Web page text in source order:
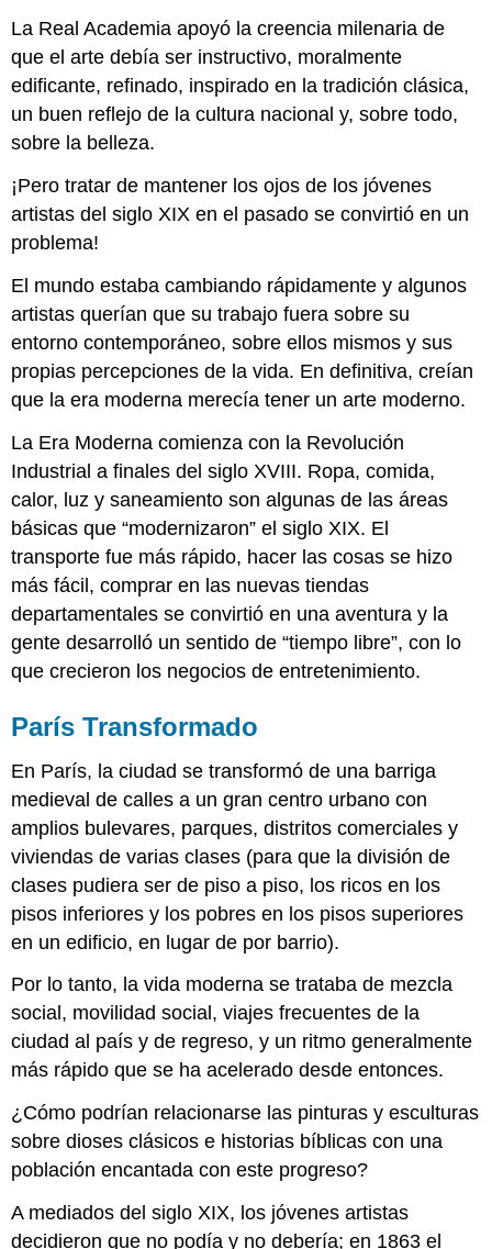
La Real Academia apoyó la creencia milenaria de
que el arte debía ser instructivo, moralmente
edificante, refinado, inspirado en la tradición clásica,
un buen reflejo de la cultura nacional y, sobre todo,
sobre la belleza.
¡Pero tratar de mantener los ojos de los jóvenes
artistas del siglo XIX en el pasado se convirtió en un
problema!
El mundo estaba cambiando rápidamente y algunos
artistas querían que su trabajo fuera sobre su
entorno contemporáneo, sobre ellos mismos y sus
propias percepciones de la vida. En definitiva, creían
que la era moderna merecía tener un arte moderno.
La Era Moderna comienza con la Revolución
Industrial a finales del siglo XVIII. Ropa, comida,
calor, luz y saneamiento son algunas de las áreas
básicas que “modernizaron” el siglo XIX. El
transporte fue más rápido, hacer las cosas se hizo
más fácil, comprar en las nuevas tiendas
departamentales se convirtió en una aventura y la
gente desarrolló un sentido de “tiempo libre”, con lo
que crecieron los negocios de entretenimiento.
París Transformado
En París, la ciudad se transformó de una barriga
medieval de calles a un gran centro urbano con
amplios bulevares, parques, distritos comerciales y
viviendas de varias clases (para que la división de
clases pudiera ser de piso a piso, los ricos en los
pisos inferiores y los pobres en los pisos superiores
en un edificio, en lugar de por barrio).
Por lo tanto, la vida moderna se trataba de mezcla
social, movilidad social, viajes frecuentes de la
ciudad al país y de regreso, y un ritmo generalmente
más rápido que se ha acelerado desde entonces.
¿Cómo podrían relacionarse las pinturas y esculturas
sobre dioses clásicos e historias bíblicas con una
población encantada con este progreso?
A mediados del siglo XIX, los jóvenes artistas
decidieron que no podía y no debería; en 1863 el